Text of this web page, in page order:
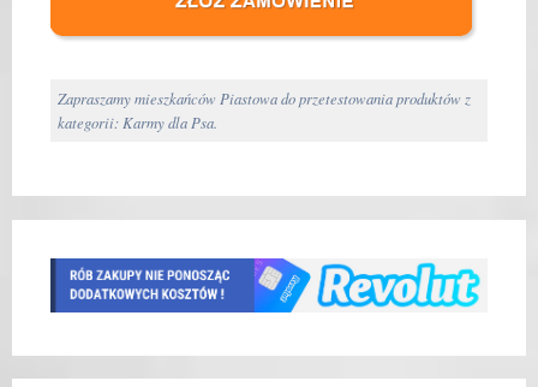
Zapraszamy mieszkańców Piastowa do przetestowania produktów z
kategorii: Karmy dla Psa.